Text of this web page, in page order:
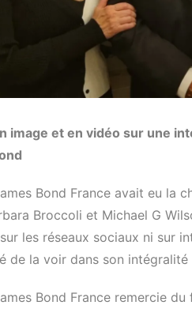
image et en vidéo sur une
Bond France avait eu la
Broccoli et Michael G
les réseaux sociaux ni sur
de la voir dans son
Bond France remercie